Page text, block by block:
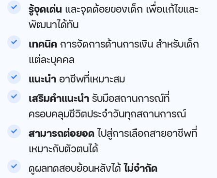
รู้จุดเด่น และจุดด้อยของเด็ก เพื่อแก้ไขและ
พัฒนาได้ทัน
เทคนิค การจัดการด้านการเงิน สำหรับเด็ก
แต่ละบุคคล
แนะนำ อาชีพที่เหมาะสม
เสริมคำแนะนำ รับมือสถานการณ์ที่
ครอบคลุมชีวิตประจำวันทุกสถานการณ์
สามารถต่อยอดไปสู่การเลือกสายอาชีพที่
เหมาะกับตัวตนได้
ดูผลทดสอบย้อนหลังได้ไม่จำกัด